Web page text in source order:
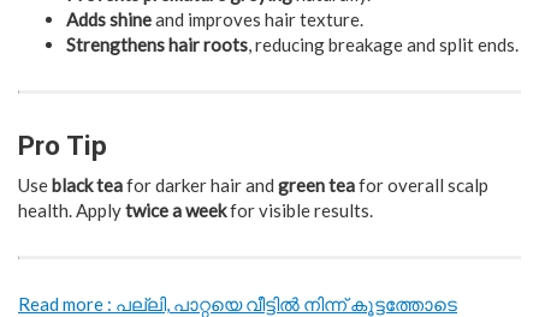
Adds shineand improves hair texture.
Strengthens hair roots, reducing breakage and split ends.
Pro Tip
Useblack teafor darker hair and green teafor overall scalp
health. Applytwice a weekfor visible results.
Read more : പല്ലി, പാറ്റയെ വീട്ടിൽ നിന്ന് കൂട്ടത്തോടെ